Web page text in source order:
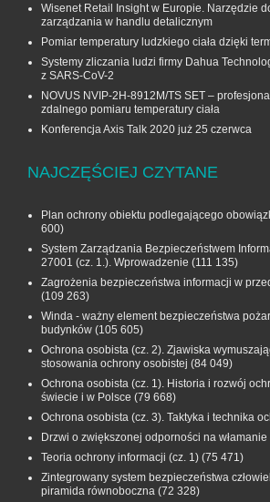
Wisenet Retail Insight w Europie. Narzędzie
zarządzania w handlu detalicznym
Pomiar temperatury ludzkiego ciała dzięki
Systemy zliczania ludzi firmy Dahua
z SARS-CoV-2
NOVUS NVIP-2H-8912M/TS SET –
zdalnego pomiaru temperatury ciała
Konferencja Axis Talk 2020 już 25 czerwca
NAJCZĘŚCIEJ CZYTANE
Plan ochrony obiektu podlegającego
600)
System Zarządzania Bezpieczeństwem
27001 (cz. 1.). Wprowadzenie (111 135)
Zagrożenia bezpieczeństwa informacji w
(109 263)
Winda - ważny element bezpieczeństwa
budynków (105 605)
Ochrona osobista (cz. 2). Zjawiska
stosowania ochrony osobistej (84 049)
Ochrona osobista (cz. 1). Historia i rozwój
świecie i w Polsce (79 668)
Ochrona osobista (cz. 3). Taktyka i technika
Drzwi o zwiększonej odporności na włamanie
Teoria ochrony informacji (cz. 1) (75 471)
Zintegrowany system bezpieczeństwa
piramida równoboczna (72 328)